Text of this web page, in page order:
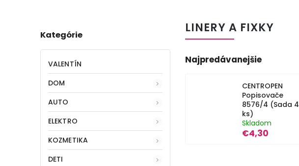
Kategórie
VALENTÍN
DOM
AUTO
ELEKTRO
KOZMETIKA
DETI
LINERY A FIXKY
Najpredávanejšie
CENTROPEN
Popisovače
8576/4 (Sada 4
ks)
Skladom
€4,30